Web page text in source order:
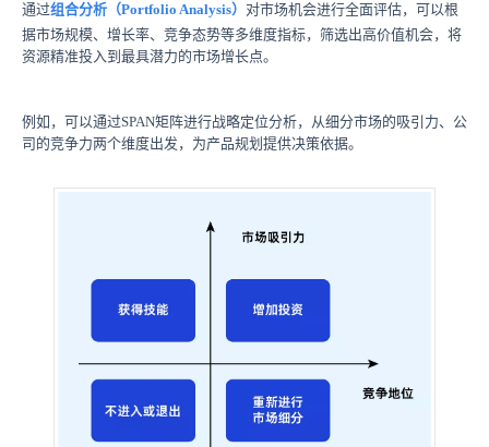
通过组合分析（Portfolio Analysis） 对市场机会进行全面评估，可以根
据市场规模、增长率、竞争态势等多维度指标，筛选出高价值机会，将
资源精准投入到最具潜力的市场增长点。
例如，可以通过SPAN矩阵进行战略定位分析，从细分市场的吸引力、公
司的竞争力两个维度出发，为产品规划提供决策依据。